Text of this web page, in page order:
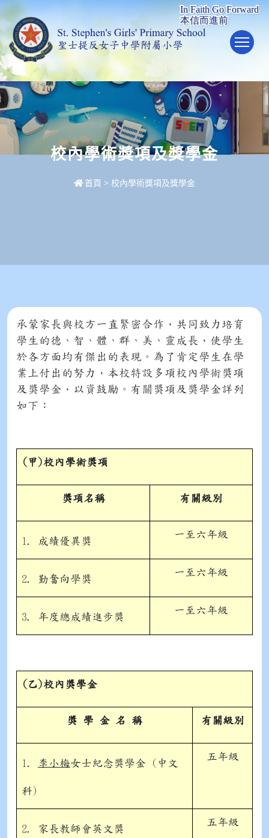
校內學術獎項及獎學金
首頁 > 校內學術獎項及獎學金
承蒙家長與校方一直緊密合作，共同致力培育
學生的德、智、體、群、美、靈成長，使學生
於各方面均有傑出的表現。為了肯定學生在學
業上付出的努力，本校特設多項校內學術獎項
及獎學金，以資鼓勵。有關獎項及獎學金詳列
如下：
( 甲)校內學術獎項
獎項名稱 有關級別
1. 成績優異獎
一至六年級
2. 勤奮向學獎
一至六年級
3. 年度總成績進步獎
一至六年級
( 乙)校內 獎學金
獎 學 金 名 稱 有關級別
1. 李小梅女士紀念獎學金 (中文
科)
五年級
2. 家長教師會英文獎
五年級